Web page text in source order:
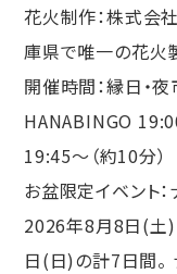
花火制作：株式会
庫県で唯一の花火
開催時間：縁日・
HANABINGO
19:45〜（約10分）
お盆限定イベント：
2026年8月8日(土)
日(日)の計7日間。